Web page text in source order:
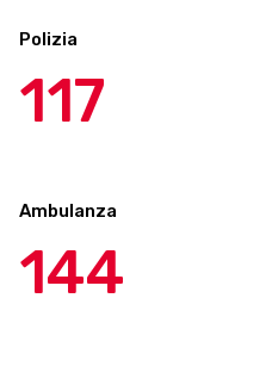
Polizia
117
Ambulanza
144